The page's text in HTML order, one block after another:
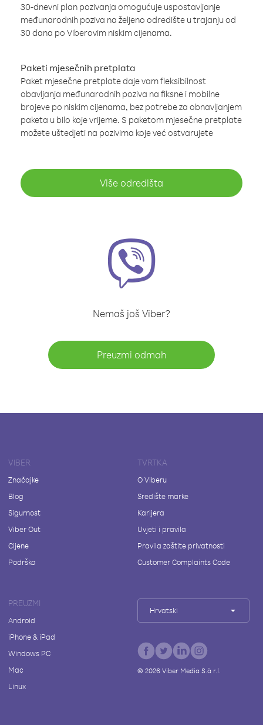
30-dnevni plan pozivanja omogućuje uspostavljanje
međunarodnih poziva na željeno odredište u trajanju od
30 dana po Viberovim niskim cijenama.
Paketi mjesečnih pretplata
Paket mjesečne pretplate daje vam fleksibilnost
obavljanja međunarodnih poziva na fiksne i mobilne
brojeve po niskim cijenama, bez potrebe za obnavljanjem
paketa u bilo koje vrijeme. S paketom mjesečne pretplate
možete uštedjeti na pozivima koje već ostvarujete
Više odredišta
Nemaš još Viber?
Preuzmi odmah
VIBER
Značajke
Blog
Sigurnost
Viber Out
Cijene
Podrška
TVRTKA
O Viberu
Središte marke
Karijera
Uvjeti i pravila
Pravila zaštite privatnosti
Customer Complaints Code
PREUZMI
Android
iPhone & iPad
Windows PC
Mac
Linux
Hrvatski
© 2026Viber Media S.à r.l.